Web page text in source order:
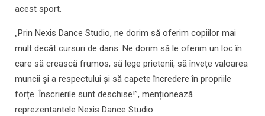
acest sport.
„Prin Nexis Dance Studio, ne dorim să oferim copiilor mai
mult decât cursuri de dans. Ne dorim să le oferim un loc în
care să crească frumos, să lege prietenii, să învețe valoarea
muncii și a respectului și să capete încredere în propriile
forțe. Înscrierile sunt deschise!”, menționează
reprezentantele Nexis Dance Studio.